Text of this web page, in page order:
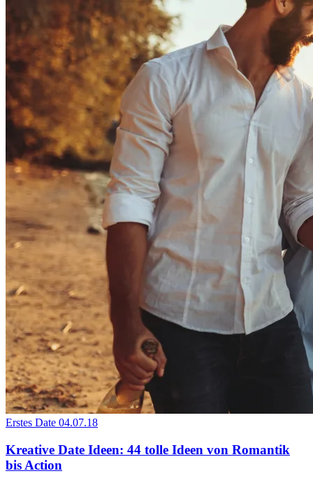
Erstes Date 04.07.18
Kreative Date Ideen: 44 tolle Ideen von Romantik
bis Action